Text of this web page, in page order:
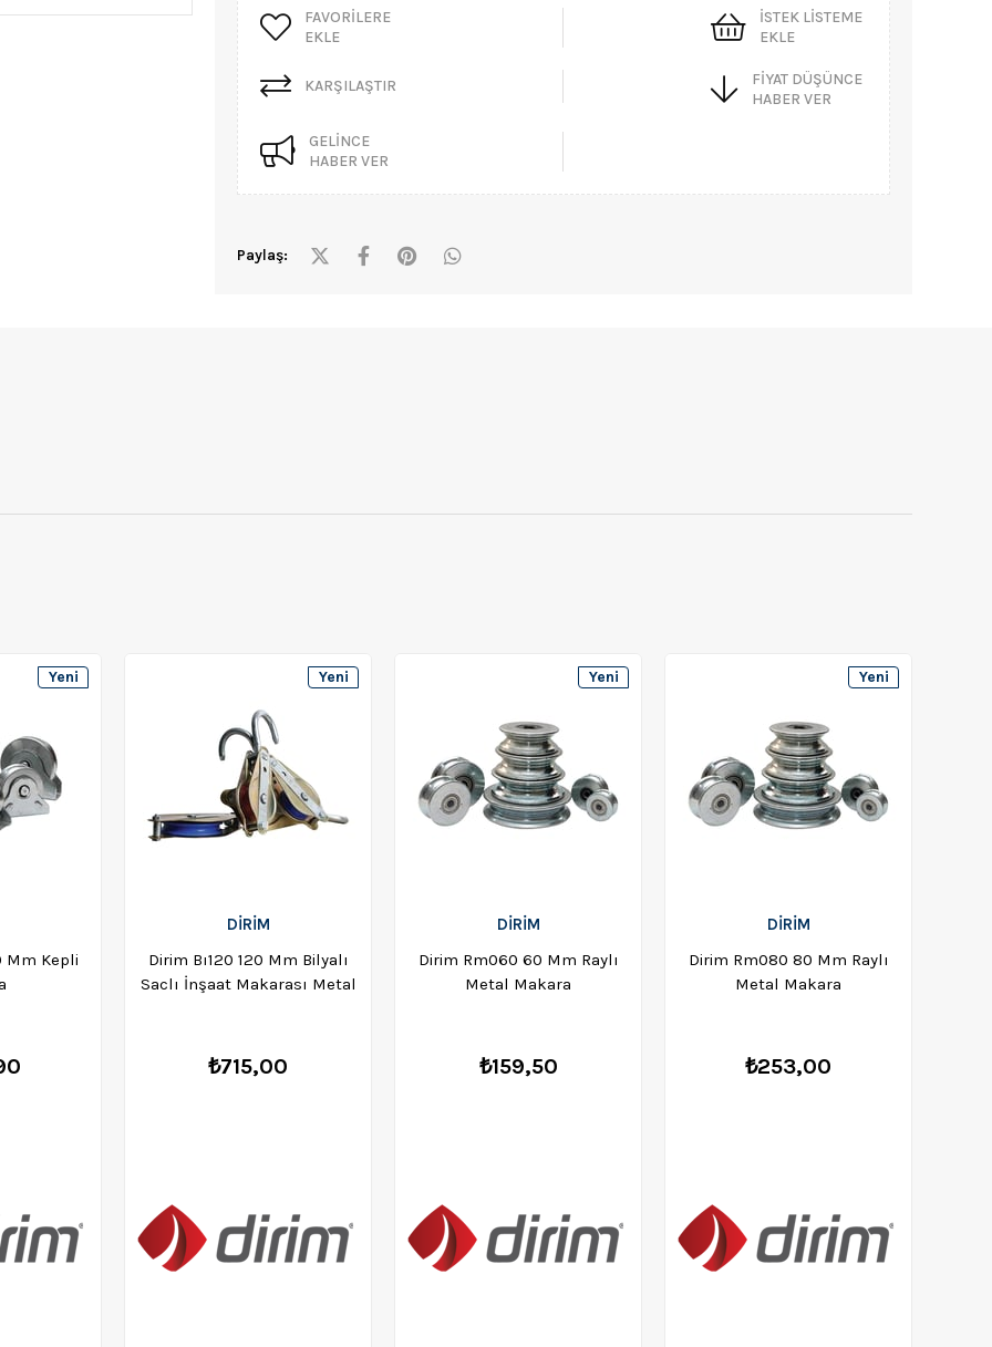
FAVORILERE
EKLE
İSTEK LISTEME
EKLE
KARŞILAŞTIR
FIYAT DÜŞÜNCE
HABER VER
GELINCE
HABER VER
Paylaş:
Mm Kepli
Yeni
DİRİM
Dirim Bı120 120 Mm Bilyalı
Saclı İnşaat Makarası Metal
₺715,00
Yeni
DİRİM
Dirim Rm060 60 Mm Raylı
Metal Makara
₺159,50
Yeni
DİRİM
Dirim Rm080 80 Mm Raylı
Metal Makara
₺253,00
Yeni